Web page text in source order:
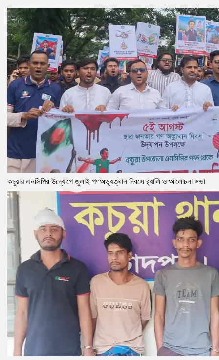
কচুয়ায় এনসিপির উদ্যোগে জুলাই গণঅভ্যুত্থান দিবসে র‌্যালি ও আলোচনা সভা